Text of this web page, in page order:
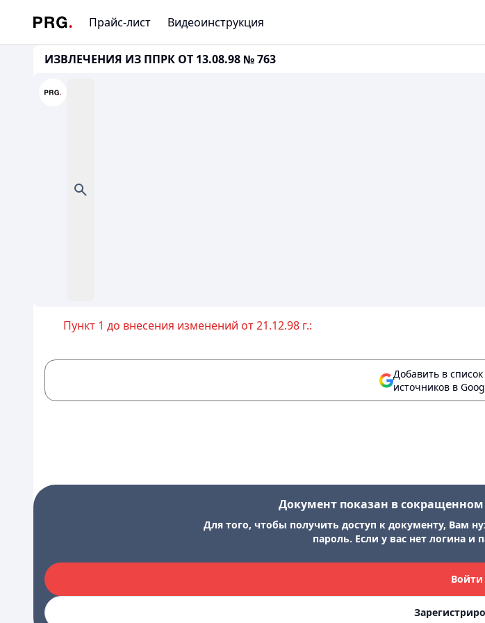
Прайс-лист Видеоинструкция
ИЗВЛЕЧЕНИЯ ИЗ ППРК ОТ 13.08.98 № 763
Пункт 1 до внесения изменений от 21.12.98 г.:
Добавить в
источников в
Документ показан в
Для того, чтобы получить доступ к документу, Вам
пароль. Если у вас нет логина и
Войти